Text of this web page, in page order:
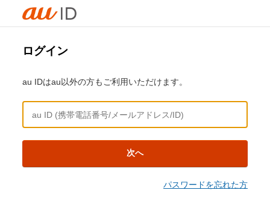
ログイン
au IDはau以外の方もご利用いただけます。
次へ
パスワードを忘れた方